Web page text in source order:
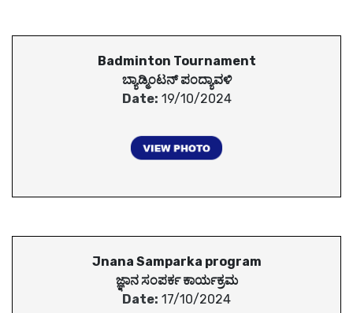
Badminton Tournament
ಬ್ಯಾಡ್ಮಿಂಟನ್ ಪಂದ್ಯಾವಳಿ
Date: 19/10/2024
Jnana Samparka program
ಜ್ಞಾನ ಸಂಪರ್ಕ ಕಾರ್ಯಕ್ರಮ
Date: 17/10/2024